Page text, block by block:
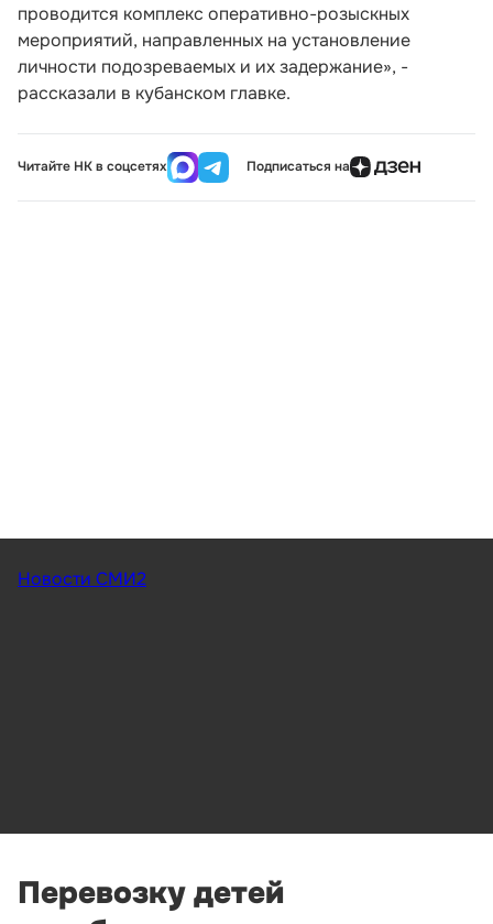
проводится комплекс оперативно-розыскных
мероприятий, направленных на установление
личности подозреваемых и их задержание», -
рассказали в кубанском главке.
Читайте НК в соцсетях Подписаться на
Новости СМИ2
Перевозку детей